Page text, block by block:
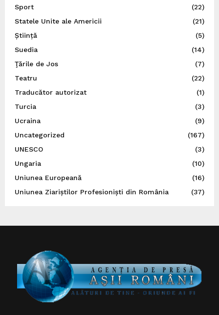
Sport
(22)
Statele Unite ale Americii
(21)
Știință
(5)
Suedia
(14)
Ţările de Jos
(7)
Teatru
(22)
Traducător autorizat
(1)
Turcia
(3)
Ucraina
(9)
Uncategorized
(167)
UNESCO
(3)
Ungaria
(10)
Uniunea Europeană
(16)
Uniunea Ziariștilor Profesioniști din România
(37)